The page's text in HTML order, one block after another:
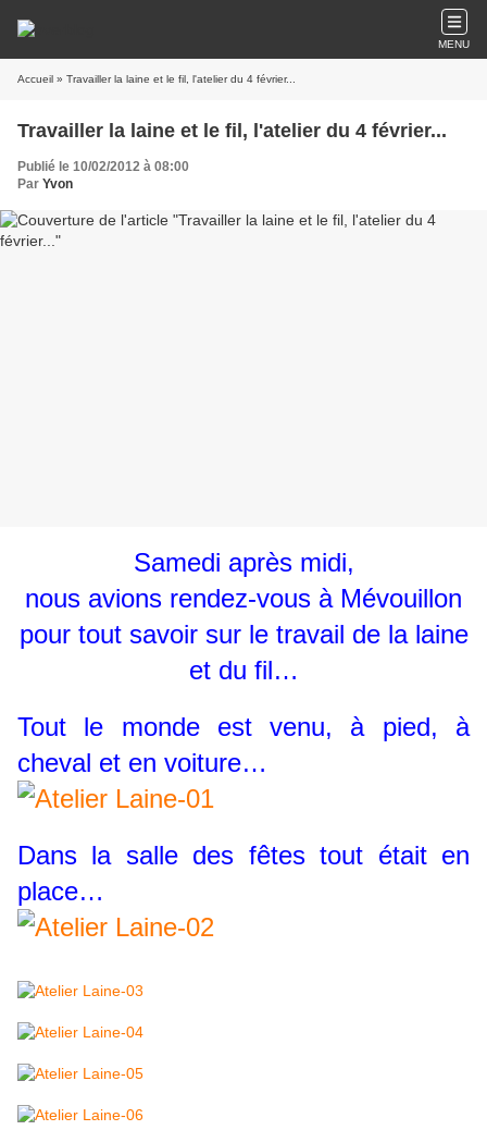
MENU
Accueil » Travailler la laine et le fil, l'atelier du 4 février...
Travailler la laine et le fil, l'atelier du 4 février...
Publié le 10/02/2012 à 08:00
Par Yvon
Samedi après midi,
nous avions rendez-vous à Mévouillon
pour tout savoir sur le travail de la laine
et du fil…
Tout le monde est venu, à pied, à
cheval et en voiture…
Dans la salle des fêtes tout était en
place…